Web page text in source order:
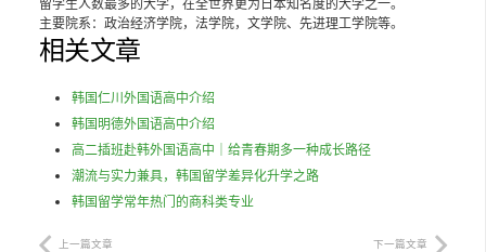
主要院系：政治经济学院，法学院，文学院、先进理工学院等。
相关文章
韩国仁川外国语高中介绍
韩国明德外国语高中介绍
高二插班赴韩外国语高中｜给青春期多一种成长路径
潮流与实力兼具，韩国留学差异化升学之路
韩国留学常年热门的商科类专业
上一篇文章 下一篇文章